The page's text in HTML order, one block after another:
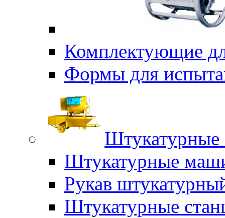
Комплектующие
Формы для
Штукатурные
Штукатурные
Рукав
Штукатурные